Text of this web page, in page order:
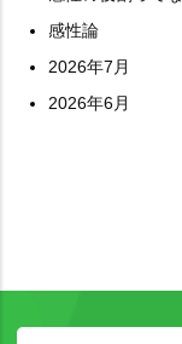
感性論
2026年7月
2026年6月